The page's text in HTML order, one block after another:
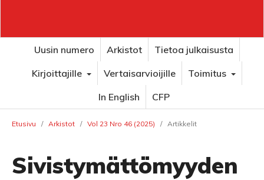
Uusin numero Arkistot
Tietoa julkaisusta
Kirjoittajille
Vertaisarvioijille
Toimitus
In English
CFP
Etusivu / Arkistot / Vol 23 Nro 46 (2025) / Artikkelit
Sivistymättömyyden